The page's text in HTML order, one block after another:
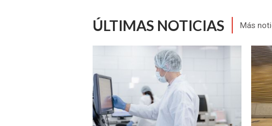
ÚLTIMAS NOTICIAS Más